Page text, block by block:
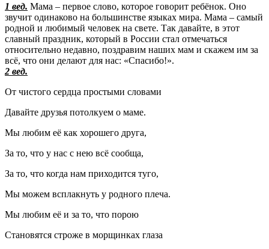
1 вед. Мама – первое слово, которое говорит ребёнок. Оно
звучит одинаково на большинстве языках мира. Мама – самый
родной и любимый человек на свете. Так давайте, в этот
славный праздник, который в России стал отмечаться
относительно недавно, поздравим наших мам и скажем им за
всё, что они делают для нас: «Спасибо!».
2 вед.
От чистого сердца простыми словами
Давайте друзья потолкуем о маме.
Мы любим её как хорошего друга,
За то, что у нас с нею всё сообща,
За то, что когда нам приходится туго,
Мы можем всплакнуть у родного плеча.
Мы любим её и за то, что порою
Становятся строже в морщинках глаза